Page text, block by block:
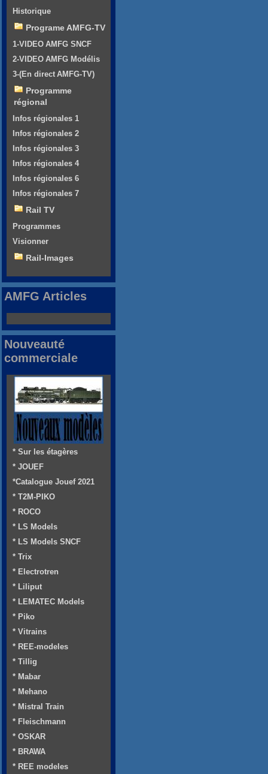
Historique
Programe AMFG-TV
1-VIDEO AMFG SNCF
2-VIDEO AMFG Modélis
3-(En direct AMFG-TV)
Programme
régional
Infos régionales 1
Infos régionales 2
Infos régionales 3
Infos régionales 4
Infos régionales 6
Infos régionales 7
Rail TV
Programmes
Visionner
Rail-Images
AMFG Articles
Nouveauté
commerciale
* Sur les étagères
* JOUEF
*Catalogue Jouef 2021
* T2M-PIKO
* ROCO
* LS Models
* LS Models SNCF
* Trix
* Electrotren
* Liliput
* LEMATEC Models
* Piko
* Vitrains
* REE-modeles
* Tillig
* Mabar
* Mehano
* Mistral Train
* Fleischmann
* OSKAR
* BRAWA
* REE modeles